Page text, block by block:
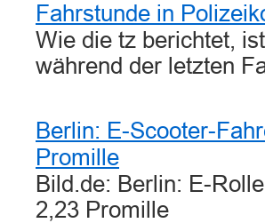
Fahrstunde in
Wie die tz berichtet,
während der letzten
Berlin: E-Scooter-
Promille
Bild.de: Berlin: E-
2,23 Promille